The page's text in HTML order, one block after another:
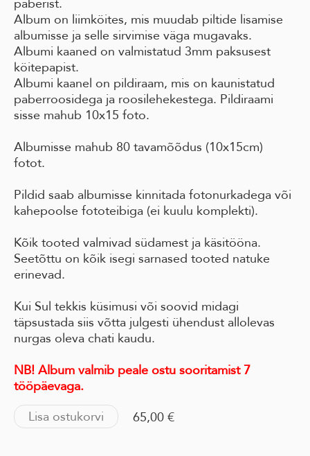
paberist.
Album on liimköites, mis muudab piltide lisamise
albumisse ja selle sirvimise väga mugavaks.
Albumi kaaned on valmistatud 3mm paksusest
köitepapist.
Albumi kaanel on pildiraam, mis on kaunistatud
paberroosidega ja roosilehekestega. Pildiraami
sisse mahub 10x15 foto.
Albumisse mahub 80 tavamõõdus (10x15cm)
fotot.
Pildid saab albumisse kinnitada fotonurkadega või
kahepoolse fototeibiga (ei kuulu komplekti).
Kõik tooted valmivad südamest ja käsitööna.
Seetõttu on kõik isegi sarnased tooted natuke
erinevad.
Kui Sul tekkis küsimusi või soovid midagi
täpsustada siis võtta julgesti ühendust allolevas
nurgas oleva chati kaudu.
NB! Album valmib peale ostu sooritamist 7
tööpäevaga.
Lisa ostukorvi
65,00 €